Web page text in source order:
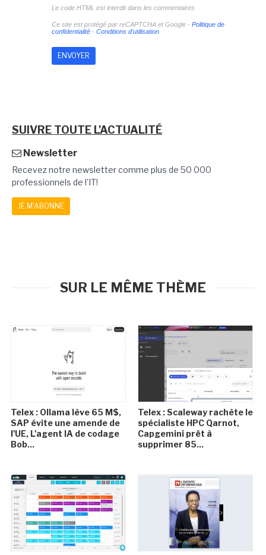
Le code HTML est interdit dans les commentaires
Ce site est protégé par reCAPTCHA et Google - Politique de
confidentialité- Conditions d'utilisation
SUIVRE TOUTE L'ACTUALITÉ
Newsletter
Recevez notre newsletter comme plus de 50 000
professionnels de l'IT!
JE M'ABONNE
SUR LE MÊME THÈME
Telex : Ollama lève 65 M$,
SAP évite une amende de
l'UE, L'agent IA de codage
Bob...
Telex : Scaleway rachète le
spécialiste HPC Qarnot,
Capgemini prêt à
supprimer 85...